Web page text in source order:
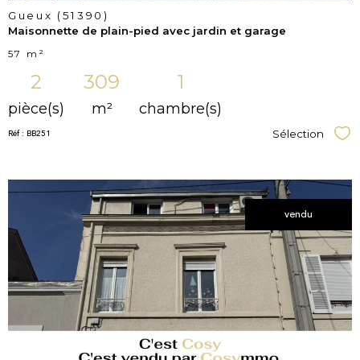
Gueux (51390)
Maisonnette de plain-pied avec jardin et garage
57 m²
2
pièce(s)
309
m²
1
chambre(s)
Réf : BB251 Sélection
vendu
voir le
bien